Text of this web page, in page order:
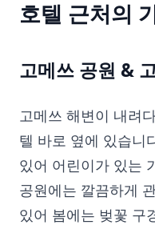
호텔 근처의
고메쓰 공원 &
고메쓰 해변이 내려
텔 바로 옆에 있습니
있어 어린이가 있는
공원에는 깔끔하게
있어 봄에는 벚꽃 구